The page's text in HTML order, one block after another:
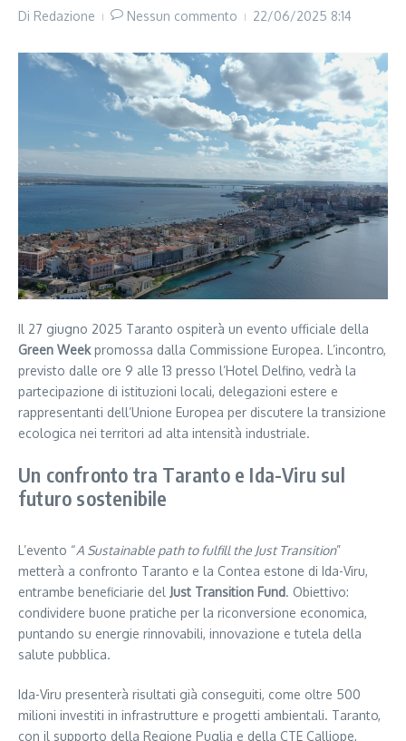
Di Redazione Nessun commento 22/06/2025 8:14
Il 27 giugno 2025 Taranto ospiterà un evento ufficiale della
Green Weekpromossa dalla Commissione Europea. L’incontro,
previsto dalle ore 9 alle 13 presso l’Hotel Delfino, vedrà la
partecipazione di istituzioni locali, delegazioni estere e
rappresentanti dell’Unione Europea per discutere la transizione
ecologica nei territori ad alta intensità industriale.
Un confronto tra Taranto e Ida-Viru sul
futuro sostenibile
L’evento “A Sustainable path to fulfill the Just Transition”
metterà a confronto Taranto e la Contea estone di Ida-Viru,
entrambe beneficiarie del Just Transition Fund. Obiettivo:
condividere buone pratiche per la riconversione economica,
puntando su energie rinnovabili, innovazione e tutela della
salute pubblica.
Ida-Viru presenterà risultati già conseguiti, come oltre 500
milioni investiti in infrastrutture e progetti ambientali. Taranto,
con il supporto della Regione Puglia e della CTE Calliope,